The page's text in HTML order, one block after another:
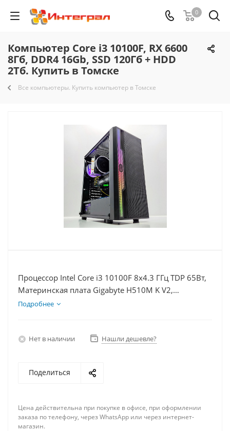
0
Компьютер Core i3 10100F, RX 6600
8Гб, DDR4 16Gb, SSD 120Гб + HDD
2Тб. Купить в Томске
Все компьютеры. Купить компьютер в Томске
Процессор Intel Core i3 10100F 8x4.3 ГГц TDP 65Вт,
Материнская плата Gigabyte H510M K V2,
Видеокарта RX 6600 8Гб, Память DDR4 16Gb,
Подробнее
Нет в наличии Нашли дешевле?
Поделиться
Цена действительна при покупке в офисе, при оформлении
заказа по телефону, через WhatsApp или через интернет-
магазин.